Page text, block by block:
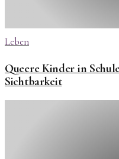
Leben
Queere Kinder in
Sichtbarkeit